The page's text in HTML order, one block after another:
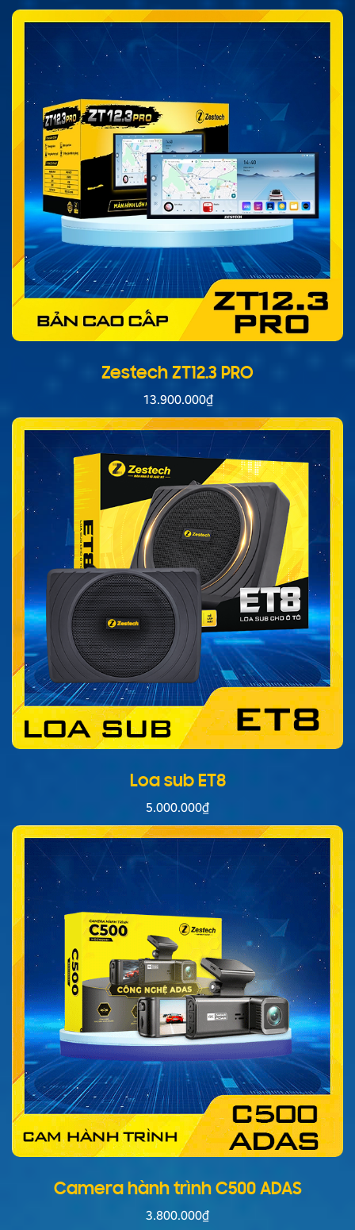
Zestech ZT12.3 PRO
13.900.000₫
Loa sub ET8
5.000.000₫
Camera hành trình C500 ADAS
3.800.000₫